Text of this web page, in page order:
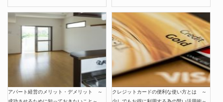
アパート経営のメリット・デメリット ～
クレジットカードの便利な使い方とは ～